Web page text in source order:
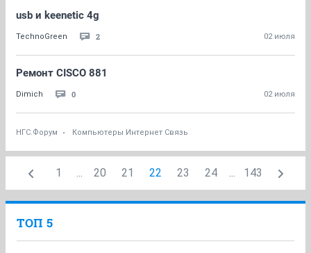
usb и keenetic 4g
TechnoGreen 2 02 июля
Ремонт CISCO 881
Dimich 0 02 июля
НГС.Форум Компьютеры Интернет Связь
1 ... 20 21 22 23 24 ... 143
ТОП 5